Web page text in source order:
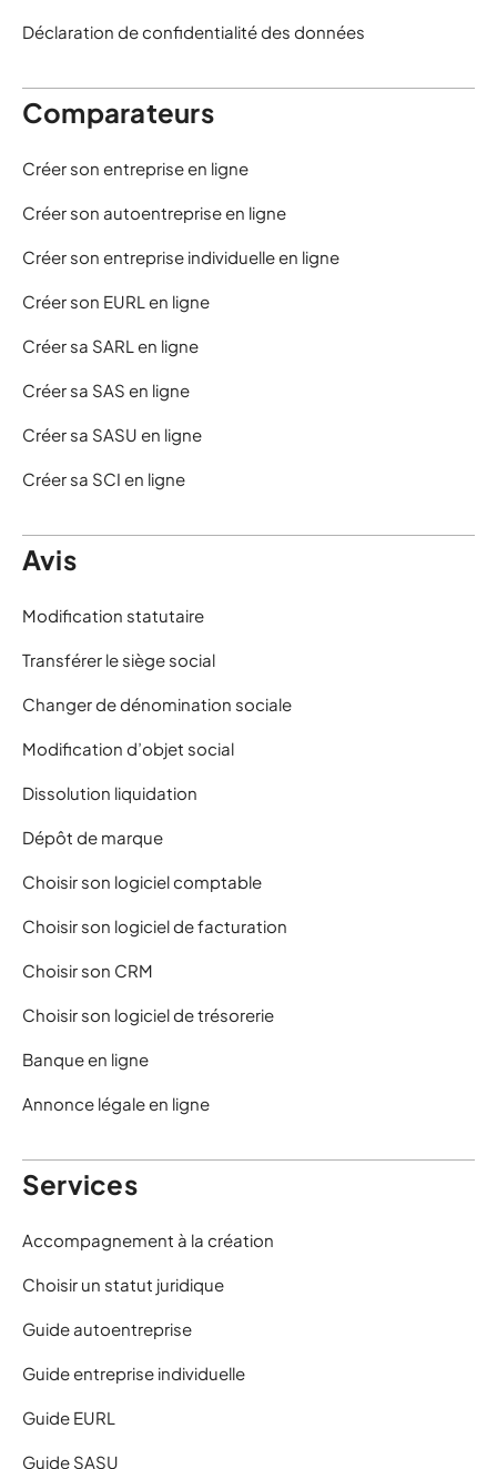
Déclaration de confidentialité des données
Comparateurs
Créer son entreprise en ligne
Créer son autoentreprise en ligne
Créer son entreprise individuelle en ligne
Créer son EURL en ligne
Créer sa SARL en ligne
Créer sa SAS en ligne
Créer sa SASU en ligne
Créer sa SCI en ligne
Avis
Modification statutaire
Transférer le siège social
Changer de dénomination sociale
Modification d’objet social
Dissolution liquidation
Dépôt de marque
Choisir son logiciel comptable
Choisir son logiciel de facturation
Choisir son CRM
Choisir son logiciel de trésorerie
Banque en ligne
Annonce légale en ligne
Services
Accompagnement à la création
Choisir un statut juridique
Guide autoentreprise
Guide entreprise individuelle
Guide EURL
Guide SASU